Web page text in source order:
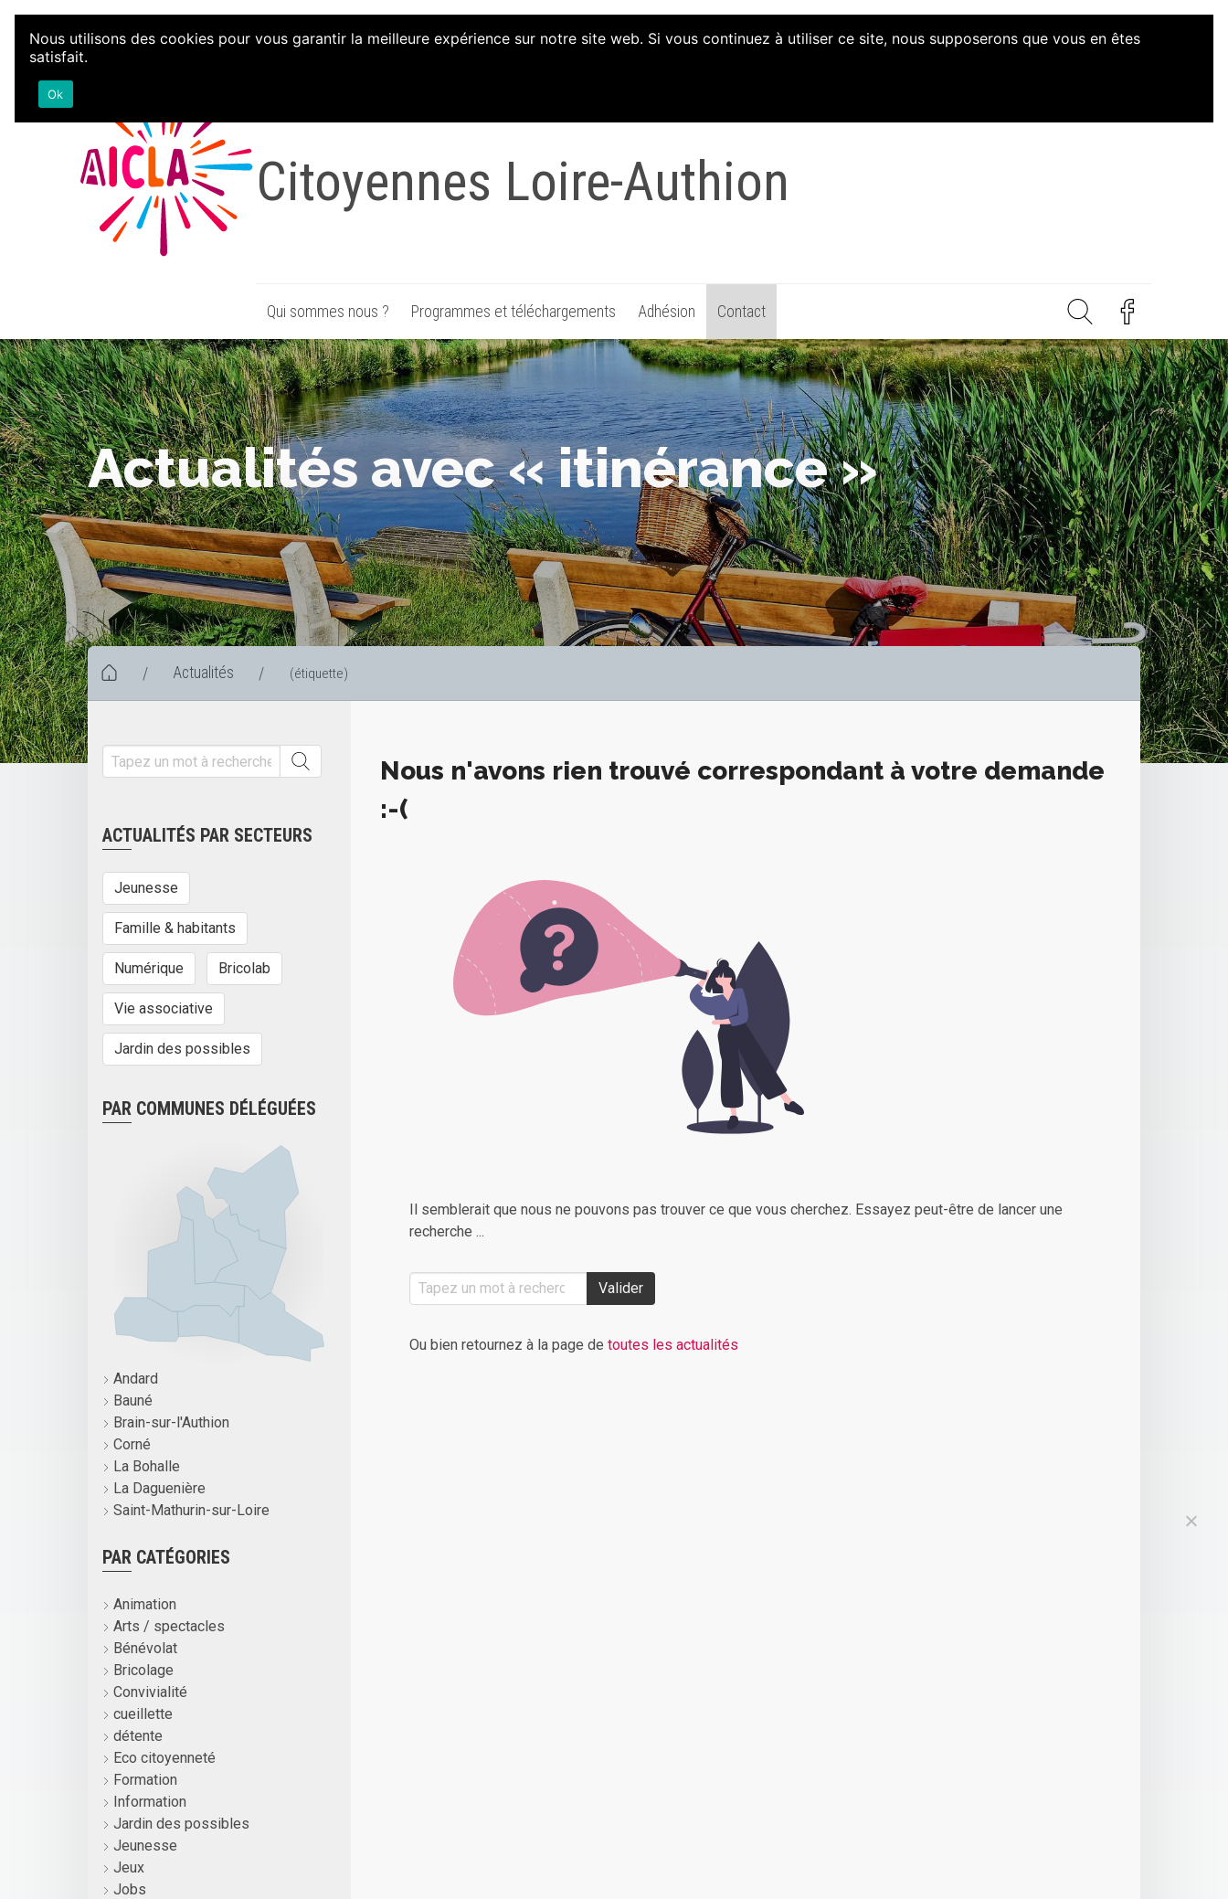
Aller au contenu
Citoyennes Loire-Authion
Qui sommes nous ? Programmes et téléchargements Adhésion Contact
Actualités avec « itinérance »
/ Actualités / (étiquette)
ACTUALITÉS PAR SECTEURS
Jeunesse
Famille & habitants
Numérique Bricolab
Vie associative
Jardin des possibles
PAR COMMUNES DÉLÉGUÉES
Andard
Bauné
Brain-sur-l'Authion
Corné
La Bohalle
La Daguenière
Saint-Mathurin-sur-Loire
PAR CATÉGORIES
Animation
Arts / spectacles
Bénévolat
Bricolage
Convivialité
cueillette
détente
Eco citoyenneté
Formation
Information
Jardin des possibles
Jeunesse
Jeux
Jobs
Nous n'avons rien trouvé correspondant à votre demande
:-(
Il semblerait que nous ne pouvons pas trouver ce que vous cherchez. Essayez peut-être de lancer une
recherche ...
Valider
Ou bien retournez à la page de toutes les actualités
Nous utilisons des cookies pour vous garantir la meilleure expérience sur notre site web. Si vous continuez à utiliser ce site, nous supposerons que vous en êtes
satisfait.
Ok